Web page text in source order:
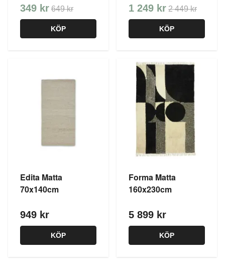
349 kr 649 kr
KÖP
1 249 kr 2 449 kr
KÖP
Edita Matta
70x140cm
949 kr
KÖP
Forma Matta
160x230cm
5 899 kr
KÖP